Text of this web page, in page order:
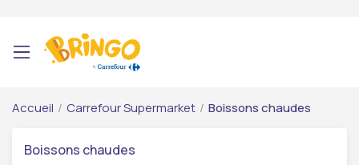
Accueil / Carrefour Supermarket / Boissons chaudes
Boissons chaudes